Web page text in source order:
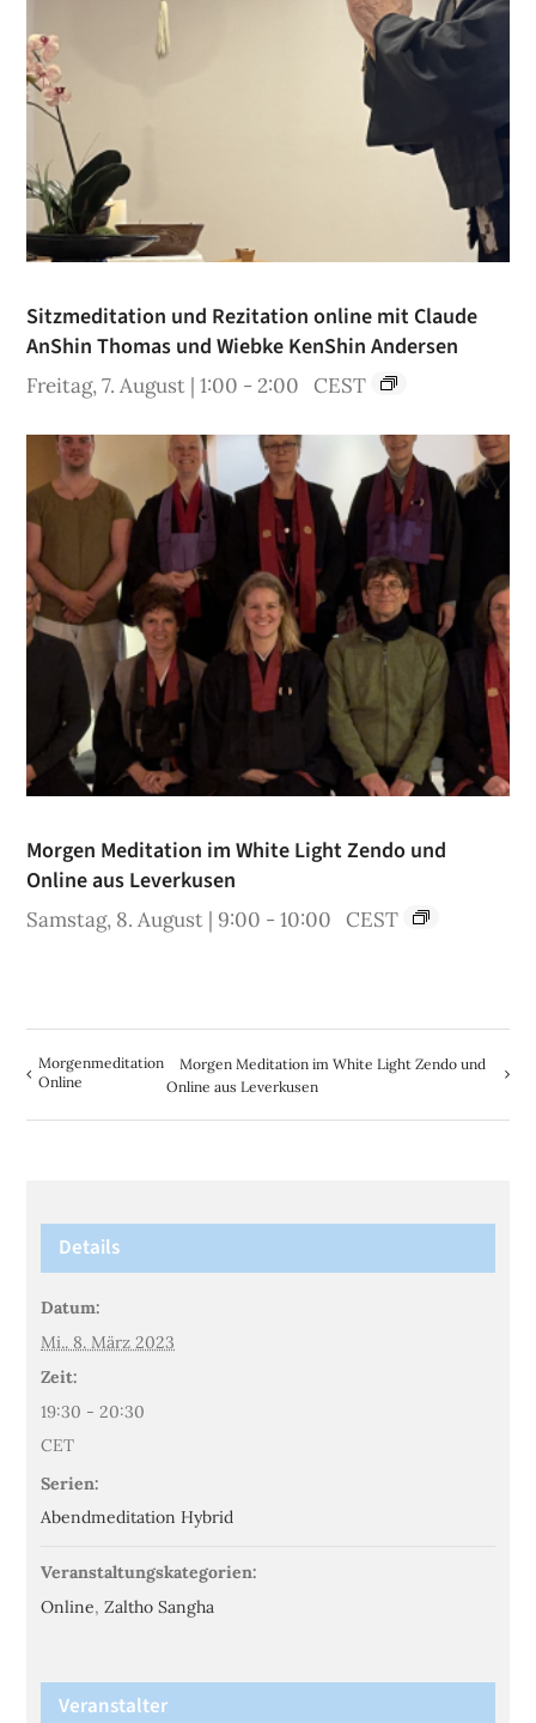
Sitzmeditation und Rezitation online mit Claude
AnShin Thomas und Wiebke KenShin Andersen
Freitag, 7. August | 1:00 -2:00 CEST
Morgen Meditation im White Light Zendo und
Online aus Leverkusen
Samstag, 8. August | 9:00 -10:00 CEST
Morgenmeditation
Online
Morgen Meditation im White Light Zendo und
Online aus Leverkusen
Details
Datum:
Mi.. 8. März 2023
Zeit:
19:30 - 20:30
CET
Serien:
Abendmeditation Hybrid
Veranstaltungskategorien:
Online,Zaltho Sangha
Veranstalter